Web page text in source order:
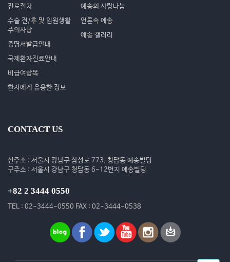
진료절차
수술 전/후 및 입원생활
주의사항
증명서발급안내
국제환자진료안내
비급여항목
환자에게 유용한 정보
예송의 사랑나눔
언론속 예송
예송 갤러리
CONTACT US
신주소 : 서울시 강남구 삼성로 773, 청담동 예송빌딩
구주소 : 서울시 강남구 청담동 6-12번지 예송빌딩
+82 2 3444 0550
TEL : 02-3444-0550 FAX : 02-3444-0538